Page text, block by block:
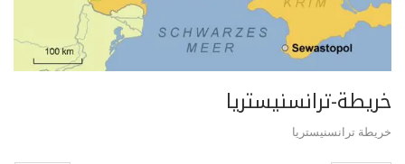
خريطة-ترانسنيستريا
خريطة ترانسنيستريا